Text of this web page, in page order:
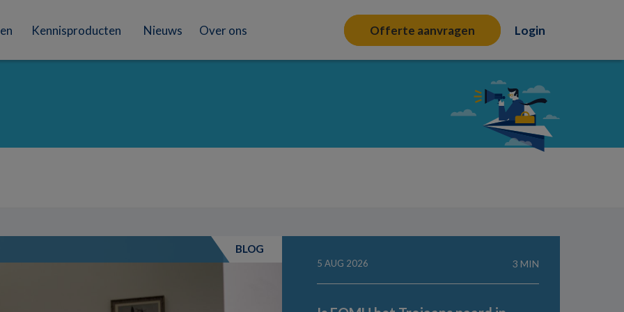
Kennisproducten Nieuws Over ons Offerte aanvragen Login
BLOG
5 AUG 2026 3 MIN